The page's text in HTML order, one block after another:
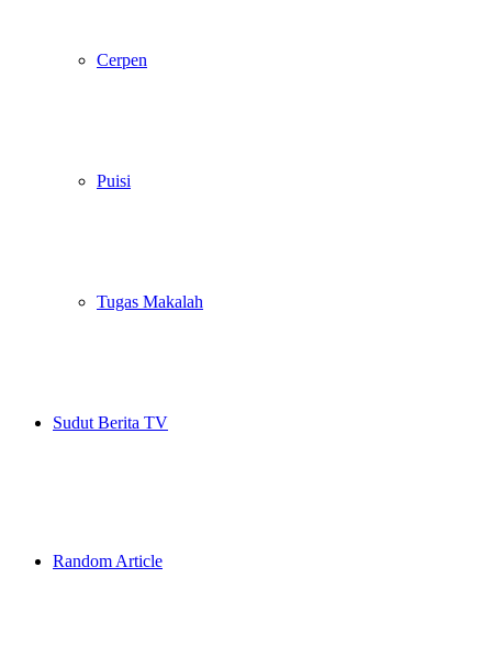
Cerpen
Puisi
Tugas Makalah
Sudut Berita TV
Random Article